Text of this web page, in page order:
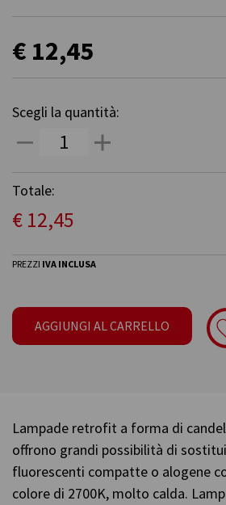
€ 12,45
Scegli la quantità:
Totale:
€ 12,45
PREZZI IVA INCLUSA
AGGIUNGI AL CARRELLO
Lampade retrofit a forma di
offrono grandi possibilità di
fluorescenti compatte o alogene
colore di 2700K, molto calda.